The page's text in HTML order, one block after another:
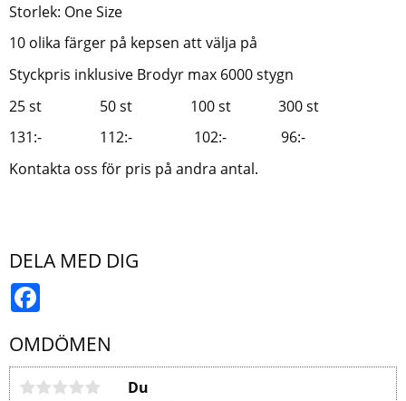
Storlek: One Size
10 olika färger på kepsen att välja på
Styckpris inklusive Brodyr max 6000 stygn
25 st 50 st 100 st 300 st
131:- 112:- 102:- 96:-
Kontakta oss för pris på andra antal.
DELA MED DIG
OMDÖMEN
Du